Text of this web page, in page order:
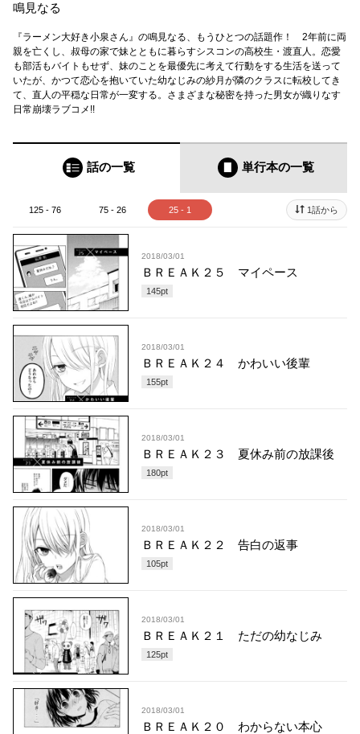
鳴見なる
『ラーメン大好き小泉さん』の鳴見なる、もうひとつの話題作！ 2年前に両
親を亡くし、叔母の家で妹とともに暮らすシスコンの高校生・渡直人。恋愛
も部活もバイトもせず、妹のことを最優先に考えて行動をする生活を送って
いたが、かつて恋心を抱いていた幼なじみの紗月が隣のクラスに転校してき
て、直人の平穏な日常が一変する。さまざまな秘密を持った男女が織りなす
日常崩壊ラブコメ!!
話の一覧 単行本の一覧
125 - 76 75 - 26 25 - 1 1話から
2018/03/01
ＢＲＥＡＫ２５ マイペース
145pt
2018/03/01
ＢＲＥＡＫ２４ かわいい後輩
155pt
2018/03/01
ＢＲＥＡＫ２３ 夏休み前の放課後
180pt
2018/03/01
ＢＲＥＡＫ２２ 告白の返事
105pt
2018/03/01
ＢＲＥＡＫ２１ ただの幼なじみ
125pt
2018/03/01
ＢＲＥＡＫ２０ わからない本心